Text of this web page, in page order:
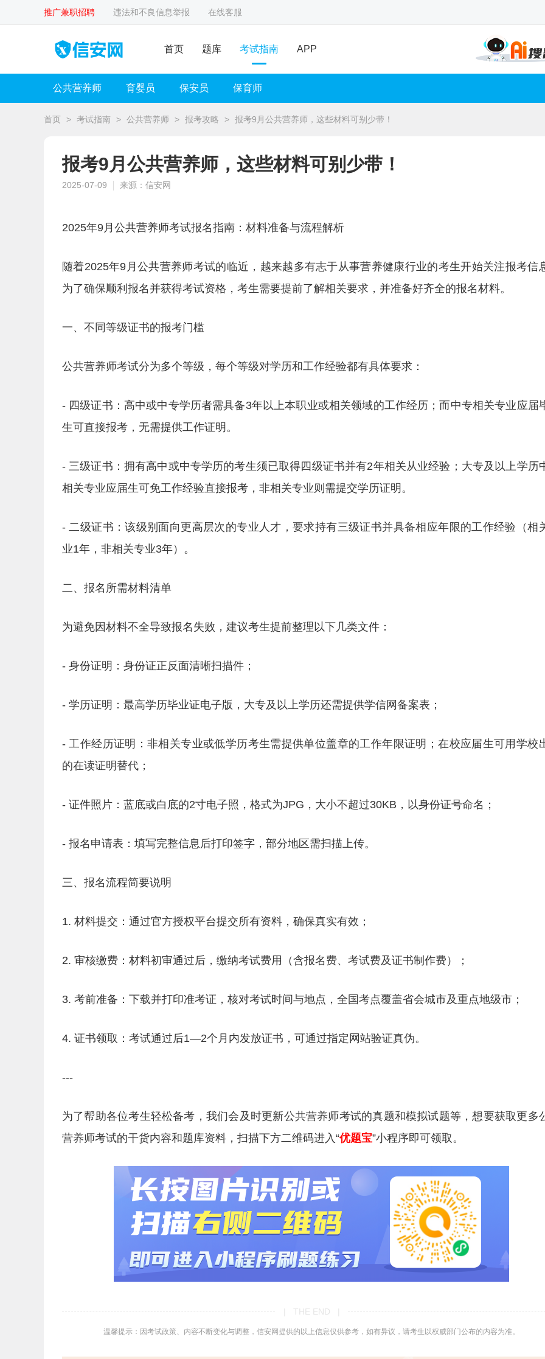
推广兼职招聘 违法和不良信息举报 在线客服
首页 题库 考试指南 APP
公共营养师 育婴员 保安员 保育师
首页 > 考试指南 > 公共营养师 > 报考攻略 > 报考9月公共营养师，这些材料可别少带！
报考9月公共营养师，这些材料可别少带！
2025-07-09 来源：信安网
2025年9月公共营养师考试报名指南：材料准备与流程解析
随着2025年9月公共营养师考试的临近，越来越多有志于从事营养健康行业的考生开始关注报考信
为了确保顺利报名并获得考试资格，考生需要提前了解相关要求，并准备好齐全的报名材料。
一、不同等级证书的报考门槛
公共营养师考试分为多个等级，每个等级对学历和工作经验都有具体要求：
- 四级证书：高中或中专学历者需具备3年以上本职业或相关领域的工作经历；而中专相关专业应届
生可直接报考，无需提供工作证明。
- 三级证书：拥有高中或中专学历的考生须已取得四级证书并有2年相关从业经验；大专及以上学历
相关专业应届生可免工作经验直接报考，非相关专业则需提交学历证明。
- 二级证书：该级别面向更高层次的专业人才，要求持有三级证书并具备相应年限的工作经验（相
业1年，非相关专业3年）。
二、报名所需材料清单
为避免因材料不全导致报名失败，建议考生提前整理以下几类文件：
- 身份证明：身份证正反面清晰扫描件；
- 学历证明：最高学历毕业证电子版，大专及以上学历还需提供学信网备案表；
- 工作经历证明：非相关专业或低学历考生需提供单位盖章的工作年限证明；在校应届生可用学校
的在读证明替代；
- 证件照片：蓝底或白底的2寸电子照，格式为JPG，大小不超过30KB，以身份证号命名；
- 报名申请表：填写完整信息后打印签字，部分地区需扫描上传。
三、报名流程简要说明
1. 材料提交：通过官方授权平台提交所有资料，确保真实有效；
2. 审核缴费：材料初审通过后，缴纳考试费用（含报名费、考试费及证书制作费）；
3. 考前准备：下载并打印准考证，核对考试时间与地点，全国考点覆盖省会城市及重点地级市；
4. 证书领取：考试通过后1—2个月内发放证书，可通过指定网站验证真伪。
---
为了帮助各位考生轻松备考，我们会及时更新公共营养师考试的真题和模拟试题等，想要获取更多
营养师考试的干货内容和题库资料，扫描下方二维码进入“优题宝”小程序即可领取。
| THE END |
温馨提示：因考试政策、内容不断变化与调整，信安网提供的以上信息仅供参考，如有异议，请考生以权威部门公布的内容为准。